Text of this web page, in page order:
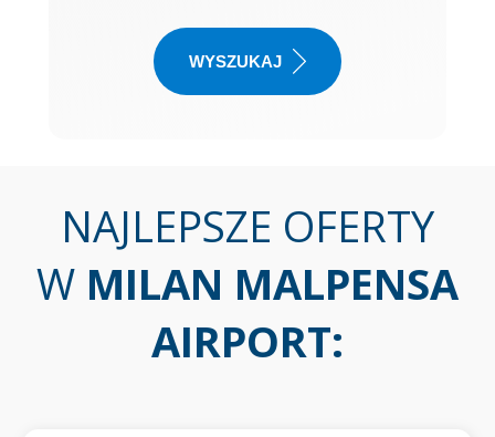
WYSZUKAJ
NAJLEPSZE OFERTY
W MILAN MALPENSA
AIRPORT: